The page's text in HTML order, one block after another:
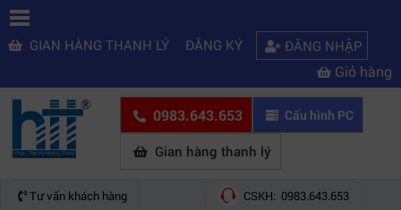
GIAN HÀNG THANH LÝ ĐĂNG KÝ ĐĂNG NHẬP
Giỏ hàng
0983.643.653 Cấu hình PC
Gian hàng thanh lý
Tư vấn khách hàng CSKH: 0983.643.653